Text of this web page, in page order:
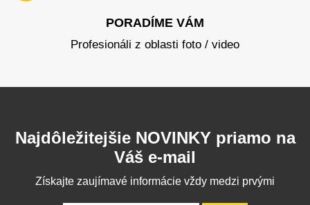
PORADÍME VÁM
Profesionáli z oblasti foto / video
Najdôležitejšie NOVINKY priamo na
Váš e-mail
Získajte zaujímavé informácie vždy medzi prvými